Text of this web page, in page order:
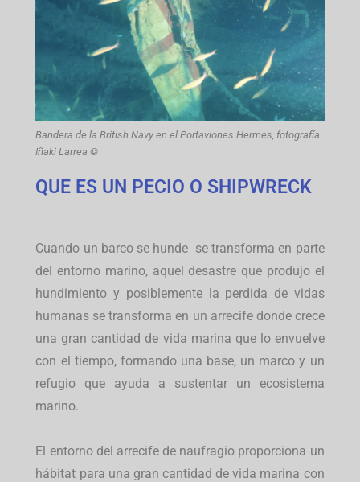
Bandera de la British Navy en el Portaviones Hermes, fotografía
Iñaki Larrea ©
QUE ES UN PECIO O SHIPWRECK
Cuando un barco se hunde se transforma en parte
del entorno marino, aquel desastre que produjo el
hundimiento y posiblemente la perdida de vidas
humanas se transforma en un arrecife donde crece
una gran cantidad de vida marina que lo envuelve
con el tiempo, formando una base, un marco y un
refugio que ayuda a sustentar un ecosistema
marino.
El entorno del arrecife de naufragio proporciona un
hábitat para una gran cantidad de vida marina con